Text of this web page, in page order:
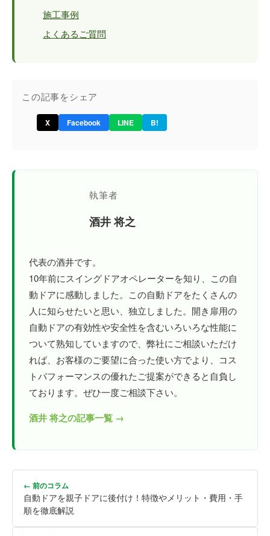
施工事例
よくあるご質問
この記事をシェア
X Facebook LINE B!
執筆者
酒井 将之
代表の酒井です。
10年前にスイングドアオペレーターを知り、この自
動ドアに感動しました。この自動ドアをたくさんの
人に知らせたいと思い、独立しました。開き扉用の
自動ドアの有効性や安全性を含むいろいろな性能に
ついて熟知していますので、弊社にご相談いただけ
れば、お客様のご要望に合った使い方でより、コス
トパフォーマンスの優れたご提案ができると自負し
ております。ぜひ一度ご相談下さい。
酒井 将之の記事一覧 →
← 前のコラム
自動ドアを親子ドアに後付け！特徴やメリット・費用・手
順を徹底解説